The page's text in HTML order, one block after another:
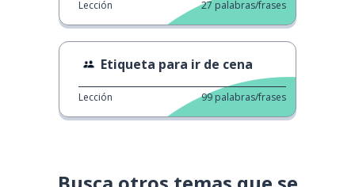
Lección 27 palabras/frases
Etiqueta para ir de cena
Lección 99 palabras/frases